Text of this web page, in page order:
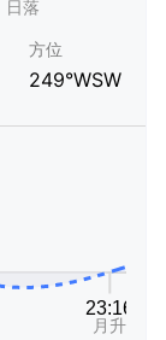
方位
249°WSW